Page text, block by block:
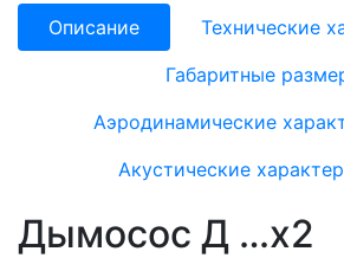
Описание
Технические
Габаритные
Аэродинамические
Акустические
Дымосос Д …х2